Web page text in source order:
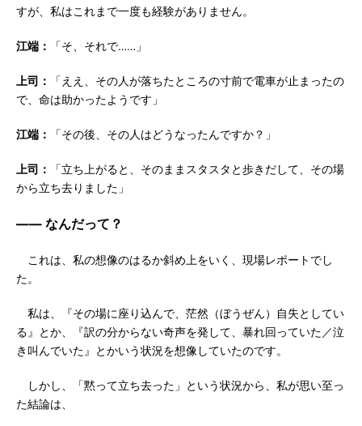
すが、私はこれまで一度も経験がありません。
江端： 「そ、それで……」
上司：
「ええ、その人が落ちたところの寸前で電車が止まったの
で、命は助かったようです」
江端： 「その後、その人はどうなったんですか？」
上司：
「立ち上がると、そのままスタスタと歩きだして、その場
から立ち去りました」
―― なんだって？
これは、私の想像のはるか斜め上をいく、現場レポートでし
た。
私は、『その場に座り込んで、茫然（ぼうぜん）自失としてい
る』とか、『訳の分からない奇声を発して、暴れ回っていた／泣
き叫んでいた』とかいう状況を想像していたのです。
しかし、「黙って立ち去った」という状況から、私が思い至っ
た結論は、